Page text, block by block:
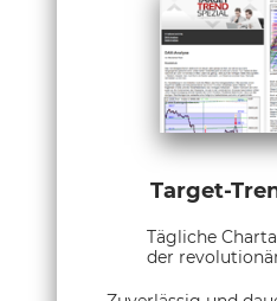
Target-
Tägliche
der